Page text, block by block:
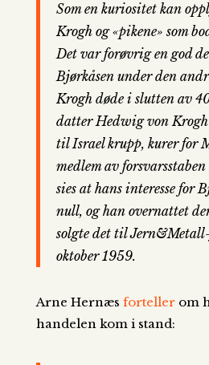
Som en kuriositet kan
Krogh og «pikene» som
Det var forøvrig en god
Bjørkåsen under den
Krogh døde i slutten av
datter Hedwig von Krogh
til Israel krupp, kurer for
medlem av
sies at hans interesse for
null, og han overnattet
solgte det til
oktober 1959.
Arne Hernæs forteller om
handelen kom i stand: